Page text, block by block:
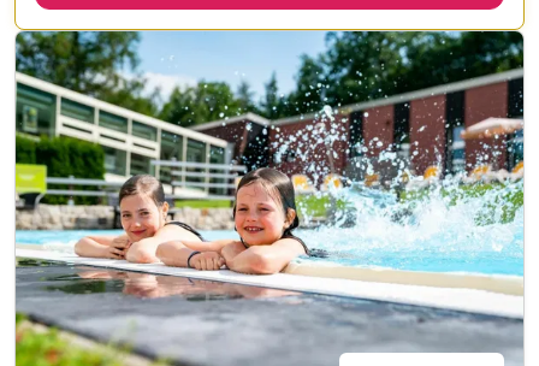
Getränke laut AI Karte zu den Mahlzeiten 18-20Uhr
3 x Kaffee und Kuchen am Nachmittag